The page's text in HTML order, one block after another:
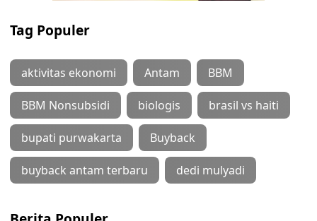
Tag Populer
aktivitas ekonomi Antam BBM
BBM Nonsubsidi biologis brasil vs haiti
bupati purwakarta Buyback
buyback antam terbaru dedi mulyadi